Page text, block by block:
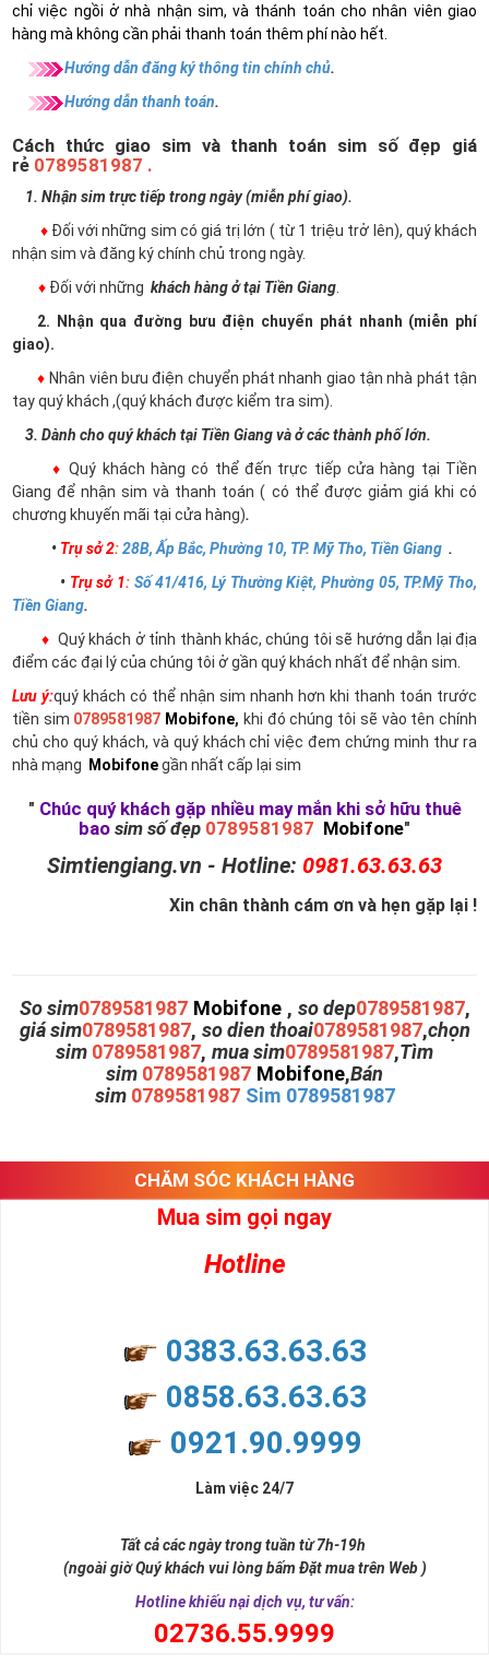
chỉ việc ngồi ở nhà nhận sim, và thánh toán cho nhân viên giao
hàng mà không cần phải thanh toán thêm phí nào hết.
Hướng dẫn đăng ký thông tin chính chủ.
Hướng dẫn thanh toán.
Cách thức giao sim và thanh toán sim số đẹp giá
rẻ 0789581987 .
1. Nhận sim trực tiếp trong ngày (miễn phí giao).
♦ Đối với những sim có giá trị lớn ( từ 1 triệu trở lên), quý khách
nhận sim và đăng ký chính chủ trong ngày.
♦ Đối với những khách hàng ở tại Tiền Giang
2. Nhận qua đường bưu điện chuyển phát nhanh (miễn phí
giao).
♦ Nhân viên bưu điện chuyển phát nhanh giao tận nhà phát tận
tay quý khách ,(quý khách được kiểm tra sim).
3. Dành cho quý khách tại Tiền Giang và ở các thành phố lớn.
♦ Quý khách hàng có thể đến trực tiếp cửa hàng tại Tiền
Giang để nhận sim và thanh toán ( có thể được giảm giá khi có
chương khuyến mãi tại cửa hàng).
• Trụ sở 2:28B, Ấp Bắc, Phường 10, TP. Mỹ Tho, Tiền Giang .
• Trụ sở 1: Số 41/416, Lý Thường Kiệt, Phường 05, TP.Mỹ Tho,
Tiền Giang.
♦ Quý khách ở tỉnh thành khác, chúng tôi sẽ hướng dẫn lại địa
điểm các đại lý của chúng tôi ở gần quý khách nhất để nhận sim.
Lưu ý:quý khách có thể nhận sim nhanh hơn khi thanh toán trước
tiền sim 0789581987 Mobifone, khi đó chúng tôi sẽ vào tên chính
chủ cho quý khách, và quý khách chỉ việc đem chứng minh thư ra
nhà mạng
Mobifonegần nhất cấp lại sim
" Chúc quý khách gặp nhiều may mắn khi sở hữu thuê
bao sim số đẹp 0789581987 Mobifone"
Simtiengiang.vn - Hotline: 0981.63.63.63
Xin chân thành cám ơn và hẹn gặp lại !
So sim0789581987 Mobifone , so dep0789581987,
giá sim0789581987, so dien thoai0789581987,chọn
sim 0789581987, mua sim0789581987,Tìm
sim 0789581987 Mobifone,Bán
sim 0789581987 Sim 0789581987
CHĂM SÓC KHÁCH HÀNG
Mua sim gọi ngay
Hotline
0383.63.63.63
0858.63.63.63
0921.90.9999
Làm việc 24/7
Tất cả các ngày trong tuần từ 7h-19h
(ngoài giờ Quý khách vui lòng bấm Đặt mua trên Web )
Hotline khiếu nại dịch vụ, tư vấn:
02736.55.9999